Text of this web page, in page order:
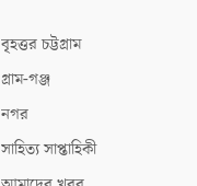
বৃহত্তর চট্টগ্রাম
গ্রাম-গঞ্জ
নগর
সাহিত্য সাপ্তাহিকী